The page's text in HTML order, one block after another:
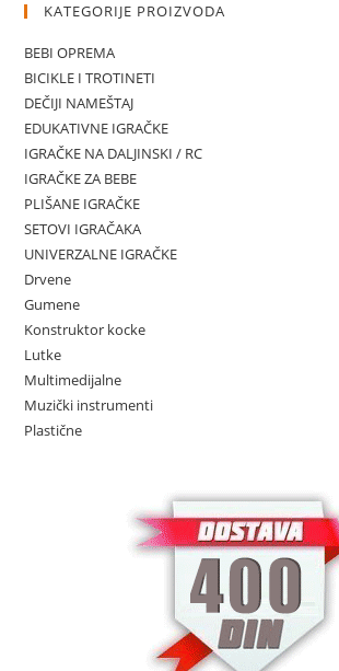
KATEGORIJE PROIZVODA
BEBI OPREMA
BICIKLE I TROTINETI
DEČIJI NAMEŠTAJ
EDUKATIVNE IGRAČKE
IGRAČKE NA DALJINSKI / RC
IGRAČKE ZA BEBE
PLIŠANE IGRAČKE
SETOVI IGRAČAKA
UNIVERZALNE IGRAČKE
Drvene
Gumene
Konstruktor kocke
Lutke
Multimedijalne
Muzički instrumenti
Plastične